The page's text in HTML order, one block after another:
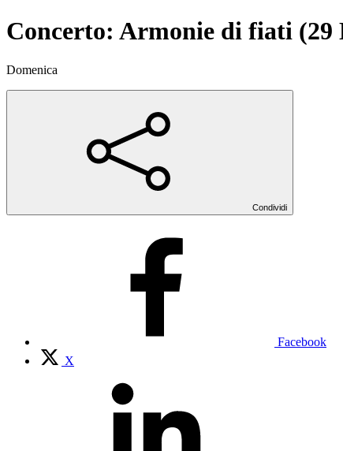
Concerto: Armonie di fiati (29
Domenica
Condividi
Facebook
X